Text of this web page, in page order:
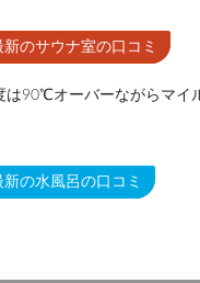
新のサウナ室の口コミ
は90℃オーバーながらマイ
新の水風呂の口コミ